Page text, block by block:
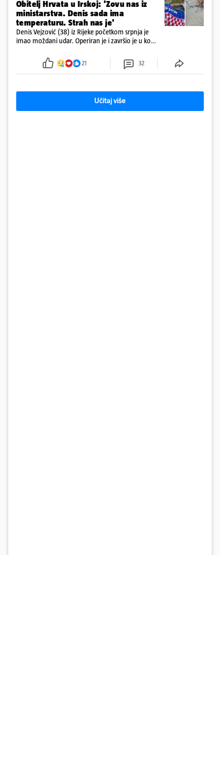
Obitelj Hrvata u Irskoj: 'Zovu nas iz
ministarstva. Denis sada ima
temperaturu. Strah nas je'
Denis Vejzović (38) iz Rijeke početkom srpnja je
imao moždani udar. Operiran je i završio je u komi.
tamošnji liječnici ne vjeruju u oporavak: 'Imamo
21 32
Učitaj više